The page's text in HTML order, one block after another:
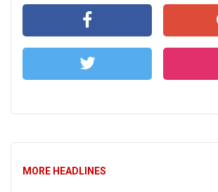
MORE HEADLINES